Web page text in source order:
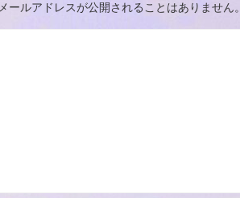
メールアドレスが公開されることはありません。